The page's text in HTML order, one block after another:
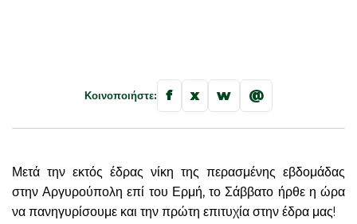
Κοινοποιήστε: f x w @
Μετά την εκτός έδρας νίκη της περασμένης εβδομάδας
στην Αργυρούπολη επί του Ερμή, το Σάββατο ήρθε η ώρα
να πανηγυρίσουμε και την πρώτη επιτυχία στην έδρα μας!